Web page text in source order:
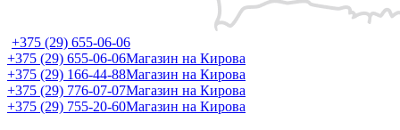
+375 (29) 655-06-06
+375 (29) 655-06-06Магазин на Кирова
+375 (29) 166-44-88Магазин на Кирова
+375 (29) 776-07-07Магазин на Кирова
+375 (29) 755-20-60Магазин на Кирова